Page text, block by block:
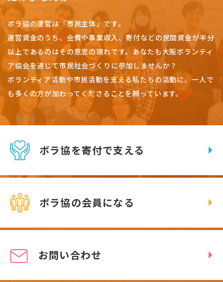
ボラ協の運営は「市民主体」です。
運営資金のうち、会費や事業収入、寄付などの民間資金が半分
以上であるのはその意志の現れです。 あなたも大阪ボランティ
ア協会を通じて市民社会づくりに参加しませんか？
ボランティア活動や市民活動を支える私たちの活動に、一人で
も多くの方が加わってくださることを願っています。
ボラ協を寄付で支える
ボラ協の会員になる
お問い合わせ